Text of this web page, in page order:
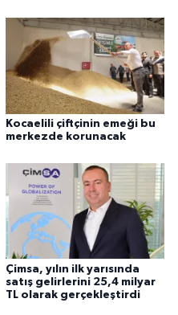
Kocaelili çiftçinin emeği bu
merkezde korunacak
Çimsa, yılın ilk yarısında
satış gelirlerini 25,4 milyar
TL olarak gerçekleştirdi